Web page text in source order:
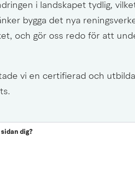
i landskapet tydlig,
bygga det nya
och gör oss redo för att
vi en certifierad och
dig?